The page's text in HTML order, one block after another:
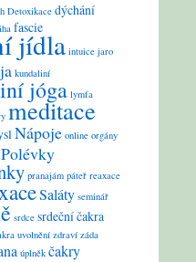
Detoxikace dýchání
fascie
jídla intuice jaro
kundaliní
jóga lymfa
meditace
Nápoje online orgány
Polévky
pranajám páteř reaxace
Saláty seminář
srdce srdeční čakra
uvolnění zdraví záda
úplněk čakry